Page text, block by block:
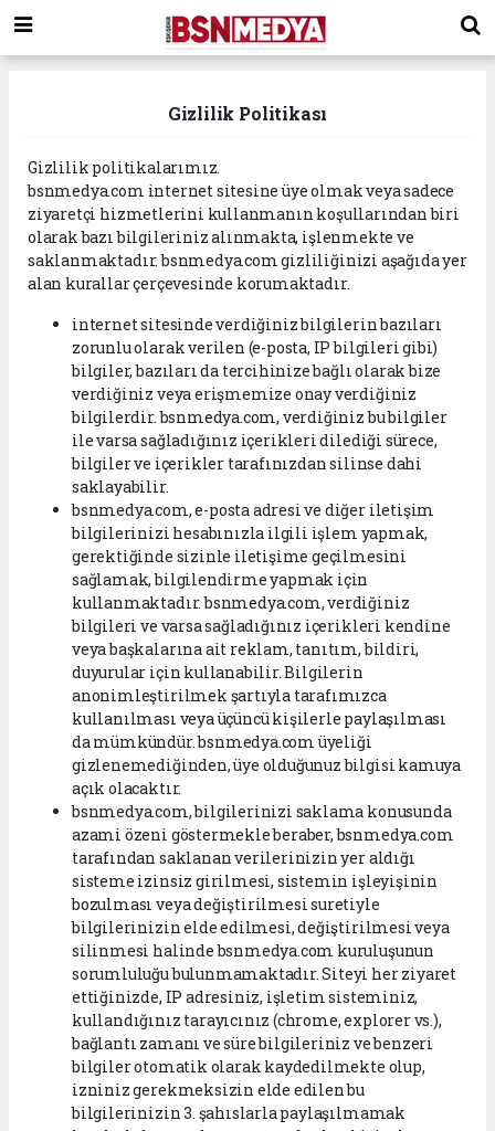
Gizlilik Politikası
Gizlilik politikalarımız.
bsnmedya.com internet sitesine üye olmak veya sadece
ziyaretçi hizmetlerini kullanmanın koşullarından biri
olarak bazı bilgileriniz alınmakta, işlenmekte ve
saklanmaktadır. bsnmedya.com gizliliğinizi aşağıda yer
alan kurallar çerçevesinde korumaktadır.
internet sitesinde verdiğiniz bilgilerin bazıları
zorunlu olarak verilen (e-posta, IP bilgileri gibi)
bilgiler, bazıları da tercihinize bağlı olarak bize
verdiğiniz veya erişmemize onay verdiğiniz
bilgilerdir. bsnmedya.com, verdiğiniz bu bilgiler
ile varsa sağladığınız içerikleri dilediği sürece,
bilgiler ve içerikler tarafınızdan silinse dahi
saklayabilir.
bsnmedya.com, e-posta adresi ve diğer iletişim
bilgilerinizi hesabınızla ilgili işlem yapmak,
gerektiğinde sizinle iletişime geçilmesini
sağlamak, bilgilendirme yapmak için
kullanmaktadır. bsnmedya.com, verdiğiniz
bilgileri ve varsa sağladığınız içerikleri kendine
veya başkalarına ait reklam, tanıtım, bildiri,
duyurular için kullanabilir. Bilgilerin
anonimleştirilmek şartıyla tarafımızca
kullanılması veya üçüncü kişilerle paylaşılması
da mümkündür. bsnmedya.com üyeliği
gizlenemediğinden, üye olduğunuz bilgisi kamuya
açık olacaktır.
bsnmedya.com, bilgilerinizi saklama konusunda
azami özeni göstermekle beraber, bsnmedya.com
tarafından saklanan verilerinizin yer aldığı
sisteme izinsiz girilmesi, sistemin işleyişinin
bozulması veya değiştirilmesi suretiyle
bilgilerinizin elde edilmesi, değiştirilmesi veya
silinmesi halinde bsnmedya.com kuruluşunun
sorumluluğu bulunmamaktadır. Siteyi her ziyaret
ettiğinizde, IP adresiniz, işletim sisteminiz,
kullandığınız tarayıcınız (chrome, explorer vs.),
bağlantı zamanı ve süre bilgileriniz ve benzeri
bilgiler otomatik olarak kaydedilmekte olup,
izniniz gerekmeksizin elde edilen bu
bilgilerinizin 3. şahıslarla paylaşılmamak